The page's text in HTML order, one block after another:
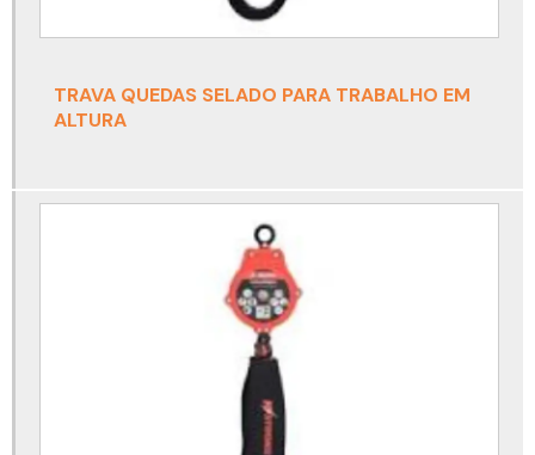
Conjunto autônomo
Conjunto autônomo de proteção respiratória
Conjunto autônomo para espaço confinado
TRAVA QUEDAS SELADO PARA TRABALHO EM
ALTURA